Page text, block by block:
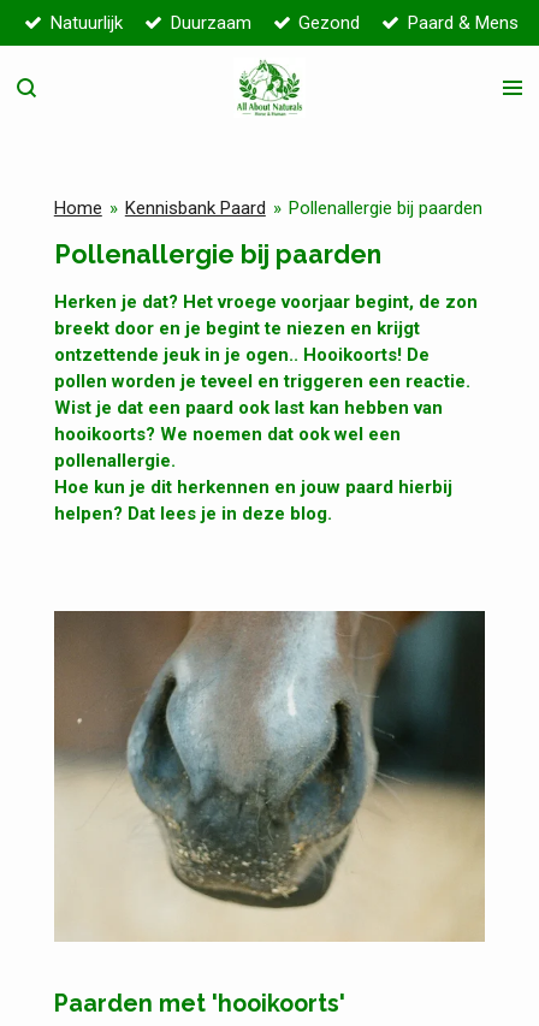
Ga
direct
naar
Natuurlijk Duurzaam Gezond Paard & Mens
Home » Kennisbank Paard » Pollenallergie bij paarden
Pollenallergie bij paarden
Herken je dat? Het vroege voorjaar begint, de zon
breekt door en je begint te niezen en krijgt
ontzettende jeuk in je ogen.. Hooikoorts! De
pollen worden je teveel en triggeren een reactie.
Wist je dat een paard ook last kan hebben van
hooikoorts? We noemen dat ook wel een
pollenallergie.
Hoe kun je dit herkennen en jouw paard hierbij
helpen? Dat lees je in deze blog.
Paarden met 'hooikoorts'